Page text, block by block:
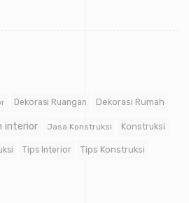
Dekorasi Ruangan Dekorasi Rumah
interior Jasa Konstruksi Konstruksi
Tips Interior Tips Konstruksi